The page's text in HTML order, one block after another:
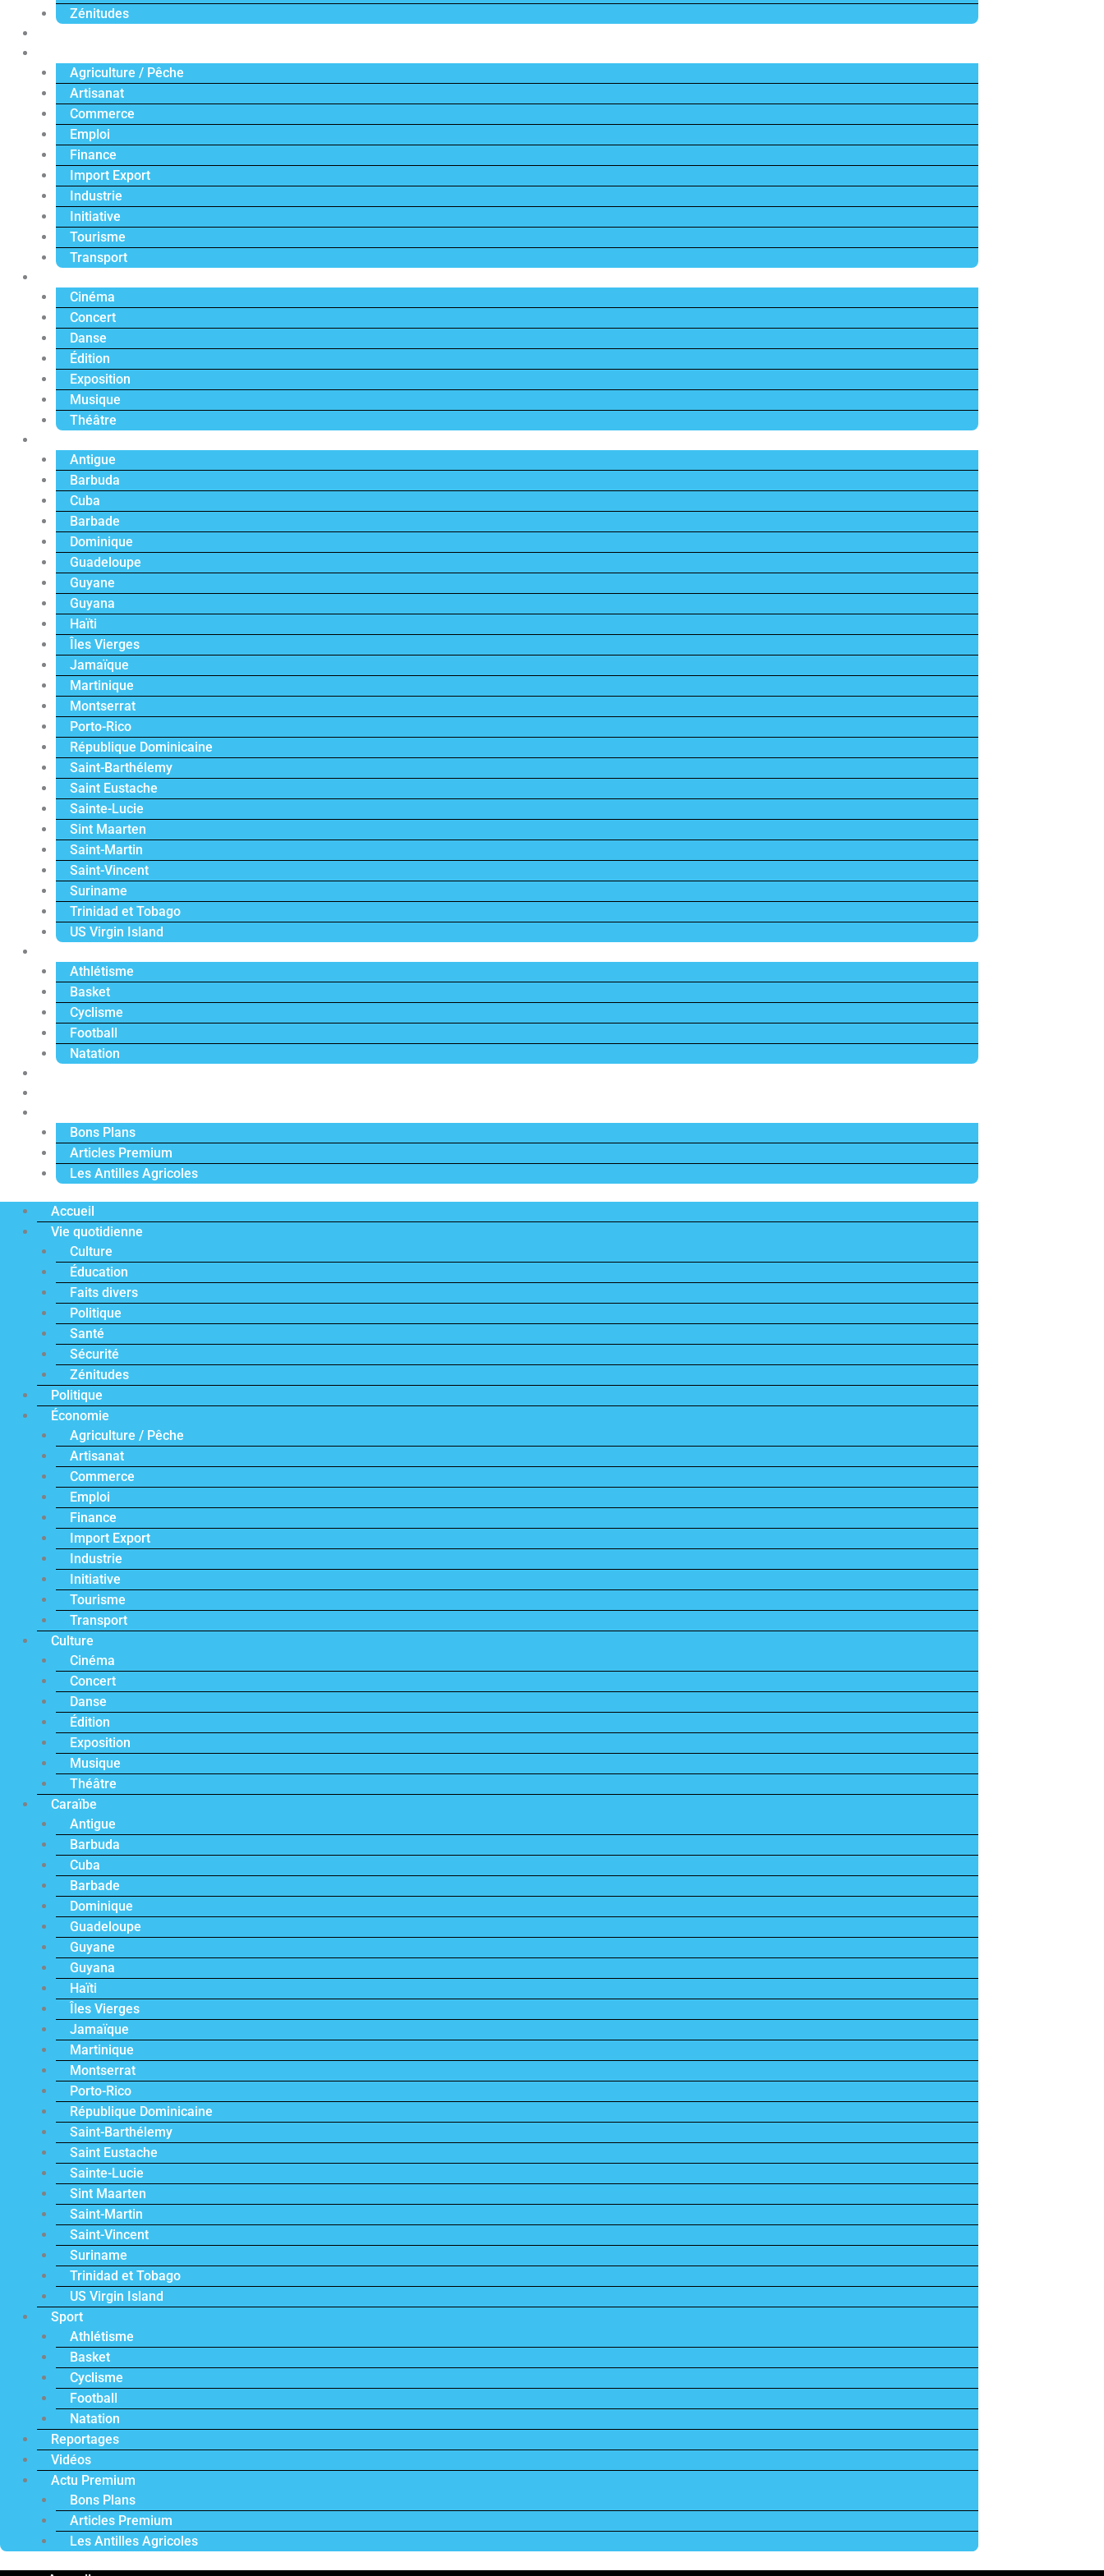
Zénitudes
Agriculture / Pêche
Artisanat
Commerce
Emploi
Finance
Import Export
Industrie
Initiative
Tourisme
Transport
Cinéma
Concert
Danse
Édition
Exposition
Musique
Théâtre
Antigue
Barbuda
Cuba
Barbade
Dominique
Guadeloupe
Guyane
Guyana
Haïti
Îles Vierges
Jamaïque
Martinique
Montserrat
Porto-Rico
République Dominicaine
Saint-Barthélemy
Saint Eustache
Sainte-Lucie
Sint Maarten
Saint-Martin
Saint-Vincent
Suriname
Trinidad et Tobago
US Virgin Island
Athlétisme
Basket
Cyclisme
Football
Natation
Bons Plans
Articles Premium
Les Antilles Agricoles
Accueil
Vie quotidienne
Culture
Éducation
Faits divers
Politique
Santé
Sécurité
Zénitudes
Politique
Économie
Agriculture / Pêche
Artisanat
Commerce
Emploi
Finance
Import Export
Industrie
Initiative
Tourisme
Transport
Culture
Cinéma
Concert
Danse
Édition
Exposition
Musique
Théâtre
Caraïbe
Antigue
Barbuda
Cuba
Barbade
Dominique
Guadeloupe
Guyane
Guyana
Haïti
Îles Vierges
Jamaïque
Martinique
Montserrat
Porto-Rico
République Dominicaine
Saint-Barthélemy
Saint Eustache
Sainte-Lucie
Sint Maarten
Saint-Martin
Saint-Vincent
Suriname
Trinidad et Tobago
US Virgin Island
Sport
Athlétisme
Basket
Cyclisme
Football
Natation
Reportages
Vidéos
Actu Premium
Bons Plans
Articles Premium
Les Antilles Agricoles